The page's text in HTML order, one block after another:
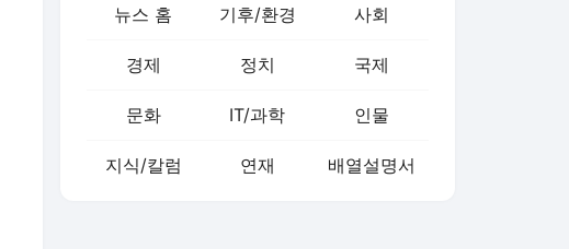
뉴스 홈 기후/환경 사회
경제 정치 국제
문화 IT/과학 인물
지식/칼럼 연재 배열설명서